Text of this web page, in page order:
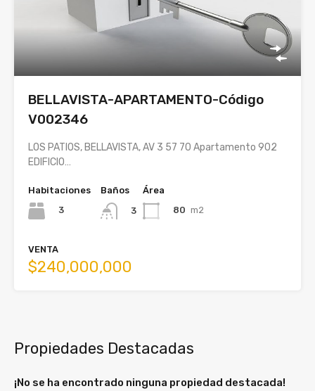
BELLAVISTA-APARTAMENTO-Código
V002346
LOS PATIOS, BELLAVISTA, AV 3 57 70 Apartamento 902
EDIFICIO…
Habitaciones
3
Baños
3
Área
80 m2
VENTA
$240,000,000
Propiedades Destacadas
¡No se ha encontrado ninguna propiedad destacada!